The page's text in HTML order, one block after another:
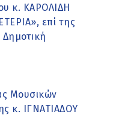
κ. ΚΑΡΟΛΙΔΗ
επί της
Μουσικών
κ. ΙΓΝΑΤΙΑΔΟΥ